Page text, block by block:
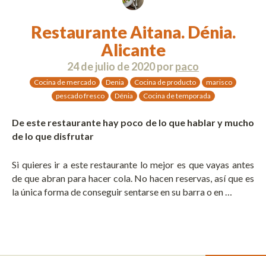
Restaurante Aitana. Dénia.
Alicante
24 de julio de 2020porpaco
Cocina de mercado Denia Cocina de producto
marisco
pescado fresco
Dénia Cocina de temporada
De este restaurante hay poco de lo que hablar y mucho
de lo que disfrutar
Si quieres ir a este restaurante lo mejor es que vayas antes
de que abran para hacer cola. No hacen reservas, así que es
la única forma de conseguir sentarse en su barra o en …